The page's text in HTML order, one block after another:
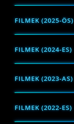
FILMEK (2025-ÖS)
FILMEK (2024-ES)
FILMEK (2023-AS)
FILMEK (2022-ES)